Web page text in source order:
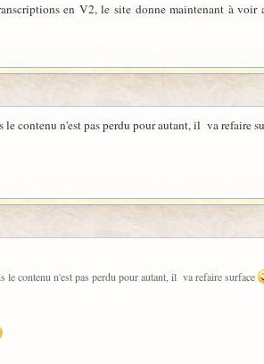
en V2, le site donne maintenant à
le contenu n'est pas perdu pour autant, il va refaire
le contenu n'est pas perdu pour autant, il va refaire surface